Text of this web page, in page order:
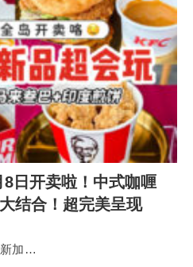
日开卖啦！中式咖喱
结合！超完美呈现
新加…